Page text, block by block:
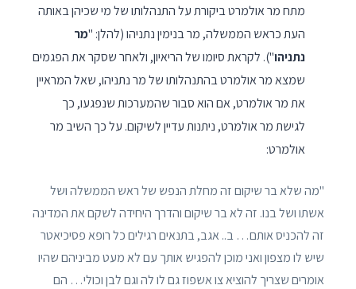
מתח מר אולמרט ביקורת על התנהלותו של מי שכיהן באותה
העת כראש הממשלה, מר בנימין נתניהו (להלן: "מר
נתניהו"). לקראת סיומו של הריאיון, ולאחר שסקר את הפגמים
שמצא מר אולמרט בהתנהלותו של מר נתניהו, שאל המראיין
את מר אולמרט, אם הוא סבור שהמערכות שנפגעו, כך
לגישת מר אולמרט, ניתנות עדיין לשיקום. על כך השיב מר
אולמרט:
"מה שלא בר שיקום זה מחלת הנפש של ראש הממשלה ושל
אשתו ושל בנו. זה לא בר שיקום והדרך היחידה לשקם את המדינה
זה להכניס אותם… ב.. אגב, בתנאים רגילים כל רופא פסיכיאטר
שיש לו מצפון ואני מוכן להפגיש אותך עם לא מעט מביניהם שהיו
אומרים שצריך להוציא צו אשפוז גם לו לה וגם לבן וכולי… הם